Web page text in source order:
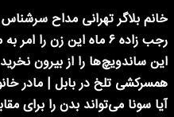
خانم بلاگر تهرانی مداح
رجب زاده ۶ ماه این زن را امر به معروف و نهی از منکر می کرد
این ساندویچ‌ها را از بیرون نخرید
همسرکشی تلخ در بابل | مادر
آیا سونا می‌تواند بدن را برای